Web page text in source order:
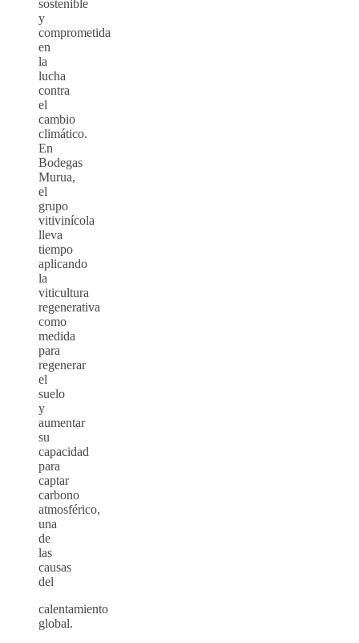
sostenible
y
comprometida
en
la
lucha
contra
el
cambio
climático.
En
Bodegas
Murua,
el
grupo
vitivinícola
lleva
tiempo
aplicando
la
viticultura
regenerativa
como
medida
para
regenerar
el
suelo
y
aumentar
su
capacidad
para
captar
carbono
atmosférico,
una
de
las
causas
del
calentamiento
global.